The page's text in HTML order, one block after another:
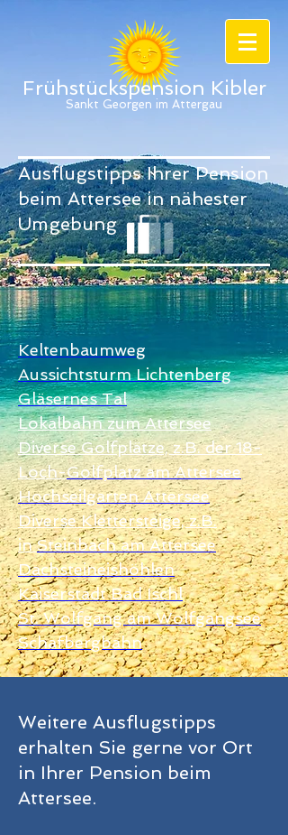
Frühstückspension Kibler
Sankt Georgen im Attergau
Ausflugstipps Ihrer Pension
beim Attersee in nähester
Umgebung
Keltenbaumweg
Aussichtsturm Lichtenberg
Gläsernes Tal
Lokalbahn zum Attersee
Diverse Golfplätze, z.B. der 18-
Loch-Golfplatz am Attersee
Hochseilgarten Attersee
Diverse Klettersteige, z.B.
inSteinbach am Attersee
Dachsteineishöhlen
Kaiserstadt Bad Ischl
St. Wolfgang am Wolfgangsee
Schafbergbahn
Weitere Ausflugstipps
erhalten Sie gerne vor Ort
in Ihrer Pension beim
Attersee.